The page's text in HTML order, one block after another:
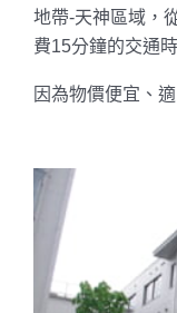
地帶-天神區域，
費15分鐘的交通
因為物價便宜、